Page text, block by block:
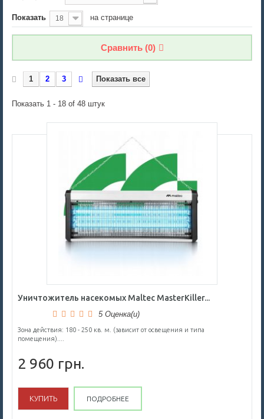
Показать 18 на странице
Сравнить (0)
Показать все
1 2 3
Показать 1 - 18 of 48 штук
Уничтожитель насекомых Maltec MasterKiller...
5 Оценка(и)
Зона действия: 180 - 250 кв. м. (зависит от освещения и типа
помещения)....
2 960 грн.
КУПИТЬ ПОДРОБНЕЕ